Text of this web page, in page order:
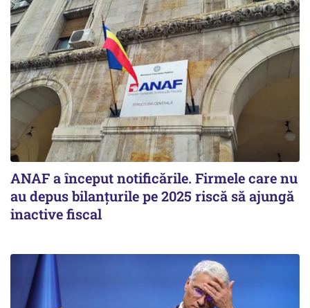
ANAF a început notificările. Firmele care nu
au depus bilanțurile pe 2025 riscă să ajungă
inactive fiscal